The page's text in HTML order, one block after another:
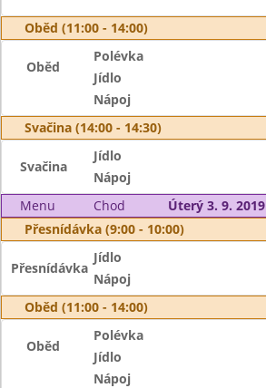
Oběd (11:00 - 14:00)
Oběd
Polévka
Jídlo
Nápoj
Svačina (14:00 - 14:30)
Svačina
Jídlo
Nápoj
Menu
Chod
Úterý 3. 9. 2019
Přesnídávka (9:00 - 10:00)
Přesnídávka
Jídlo
Nápoj
Oběd (11:00 - 14:00)
Oběd
Polévka
Jídlo
Nápoj